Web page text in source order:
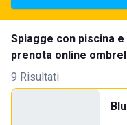
Spiagge con piscina
prenota online
9 Risultati